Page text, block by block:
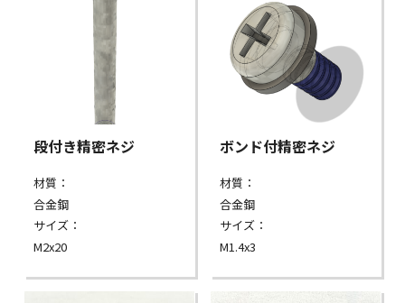
段付き精密ネジ
材質：
合金鋼
サイズ：
M2x20
ボンド付精密ネジ
材質：
合金鋼
サイズ：
M1.4x3